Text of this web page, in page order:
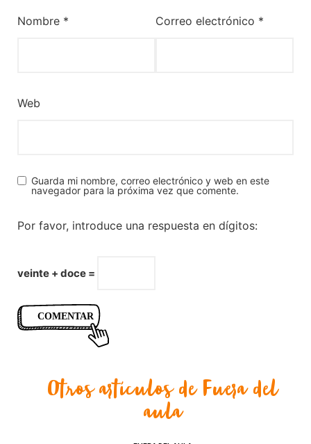
Nombre * Correo electrónico *
Web
Guarda mi nombre, correo electrónico y web en este
navegador para la próxima vez que comente.
Por favor, introduce una respuesta en dígitos:
veinte + doce =
Otros artículos deFuera del
aula